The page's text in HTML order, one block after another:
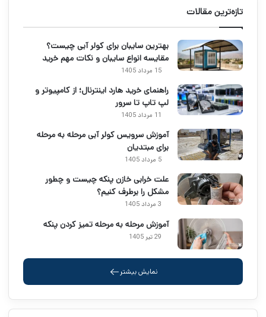
تازه‌ترین مقالات
بهترین سایبان برای کولر آبی چیست؟
مقایسه انواع سایبان و نکات مهم خرید
15 مرداد 1405
راهنمای خرید هارد اینترنال؛ از کامپیوتر و
لپ تاپ تا سرور
11 مرداد 1405
آموزش سرویس کولر آبی مرحله به مرحله
برای مبتدیان
5 مرداد 1405
علت خرابی خازن پنکه چیست و چطور
مشکل را برطرف کنیم؟
3 مرداد 1405
آموزش مرحله به مرحله تمیز کردن پنکه
29 تیر 1405
نمایش بیشتر